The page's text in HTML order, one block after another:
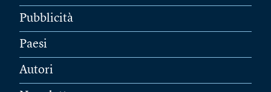
Pubblicità
Paesi
Autori